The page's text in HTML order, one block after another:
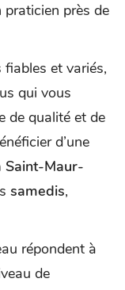
près de
fiables et variés,
qui vous
de qualité et de
d’une
Saint-Maur-
samedis,
répondent à
de